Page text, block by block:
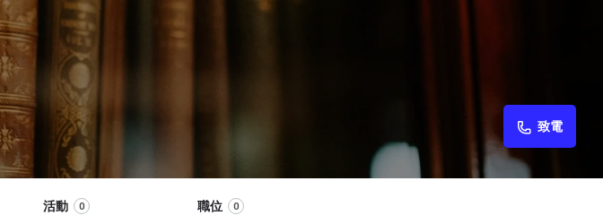
致電
活動 0 職位 0